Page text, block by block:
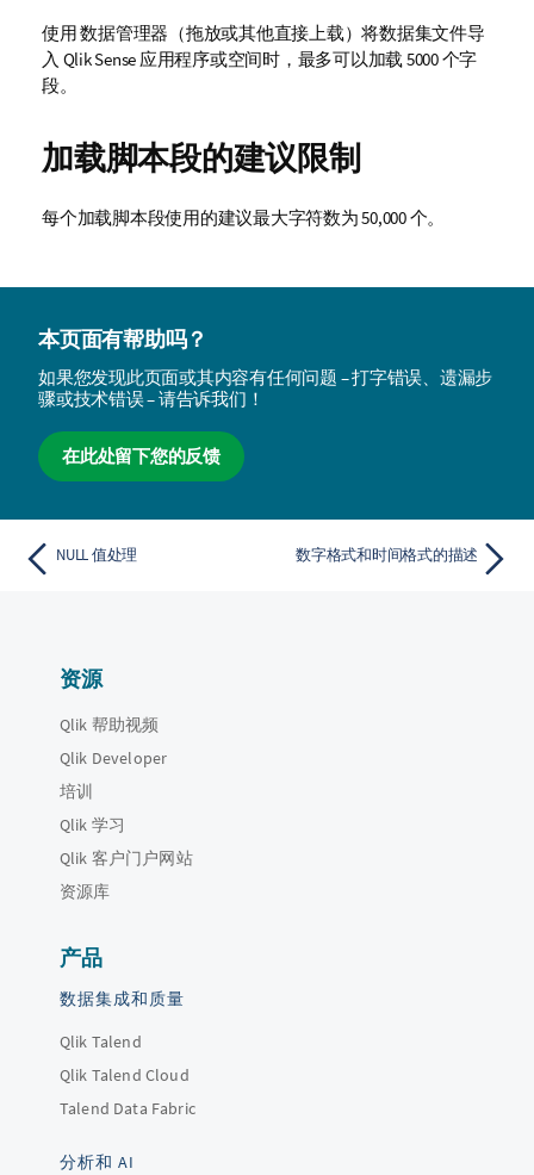
使用数据管理器 （拖放或其他直接上载）将数据集文件导
入 Qlik Sense 应用程序或空间时，最多可以加载 5000 个字
段。
加载脚本段的建议限制
每个加载脚本段使用的建议最大字符数为 50,000 个。
本页面有帮助吗？
如果您发现此页面或其内容有任何问题 – 打字错误、遗漏步
骤或技术错误 – 请告诉我们！
在此处留下您的反馈
NULL 值处理 数字格式和时间格式的描述
资源
Qlik 帮助视频
Qlik Developer
培训
Qlik 学习
Qlik 客户门户网站
资源库
产品
数据集成和质量
Qlik Talend
Qlik Talend Cloud
Talend Data Fabric
分析和 AI